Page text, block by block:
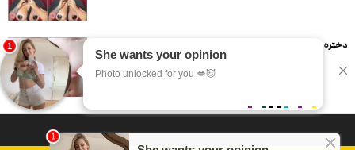
دختره لخت شده و ممه نمایی و کوص و کون نمایی...